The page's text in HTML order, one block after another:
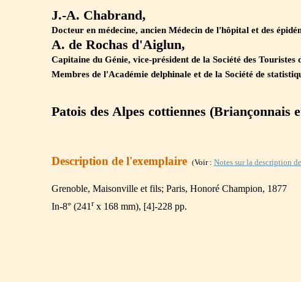
J.-A. Chabrand,
Docteur en médecine, ancien Médecin de l'hôpital et des
A. de Rochas d'Aiglun,
Capitaine du Génie, vice-président de la Société des Touristes
Membres de l'Académie delphinale et de la Société de
Patois des Alpes cottiennes (Briançonnais
Description de l'exemplaire (Voir : Notes sur la description
Grenoble, Maisonville et fils; Paris, Honoré Champion, 1877
In-8° (241 rx 168 mm), [4]-228 pp.